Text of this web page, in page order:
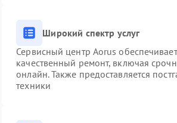
Широкий спектр услуг
Сервисный центр Aorus
качественный ремонт, включая
онлайн. Также предоставляется
техники